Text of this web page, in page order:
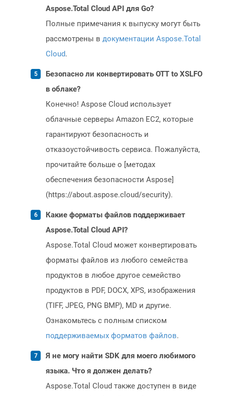
Aspose.Total Cloud API для Go?
Полные примечания к выпуску могут быть
рассмотрены в документации Aspose.Total
Cloud.
Безопасно ли конвертировать OTT to XSLFO
в облаке?
Конечно! Aspose Cloud использует
облачные серверы Amazon EC2, которые
гарантируют безопасность и
отказоустойчивость сервиса. Пожалуйста,
прочитайте больше о [методах
обеспечения безопасности Aspose]
(https://about.aspose.cloud/security).
Какие форматы файлов поддерживает
Aspose.Total Cloud API?
Aspose.Total Cloud может конвертировать
форматы файлов из любого семейства
продуктов в любое другое семейство
продуктов в PDF, DOCX, XPS, изображения
(TIFF, JPEG, PNG BMP), MD и другие.
Ознакомьтесь с полным списком
поддерживаемых форматов файлов.
Я не могу найти SDK для моего любимого
языка. Что я должен делать?
Aspose.Total Cloud также доступен в виде